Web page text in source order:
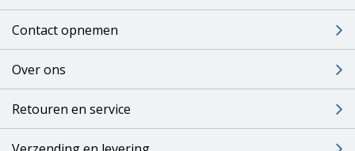
Contact opnemen
Over ons
Retouren en service